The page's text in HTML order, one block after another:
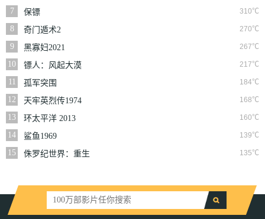
7
310℃
保镖
8
270℃
奇门遁术2
9
267℃
黑寡妇2021
10
217℃
镖人：风起大漠
11
184℃
孤军突围
12
168℃
天牢英烈传1974
13
160℃
环太平洋 2013
14
139℃
鲨鱼1969
15
135℃
侏罗纪世界：重生